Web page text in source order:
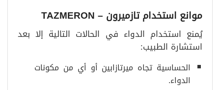
موانع استخدام تازميرون – TAZMERON
يُمنع استخدام الدواء في الحالات التالية إلا بعد
استشارة الطبيب:
الحساسية تجاه ميرتازابين أو أي من مكونات
الدواء.